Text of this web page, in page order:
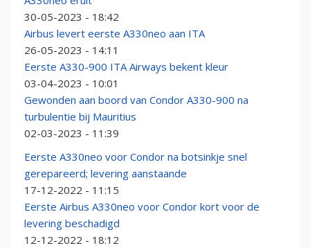
30-05-2023 - 18:42
Airbus levert eerste A330neo aan ITA
26-05-2023 - 14:11
Eerste A330-900 ITA Airways bekent kleur
03-04-2023 - 10:01
Gewonden aan boord van Condor A330-900 na
turbulentie bij Mauritius
02-03-2023 - 11:39
Eerste A330neo voor Condor na botsinkje snel
gerepareerd; levering aanstaande
17-12-2022 - 11:15
Eerste Airbus A330neo voor Condor kort voor de
levering beschadigd
12-12-2022 - 18:12